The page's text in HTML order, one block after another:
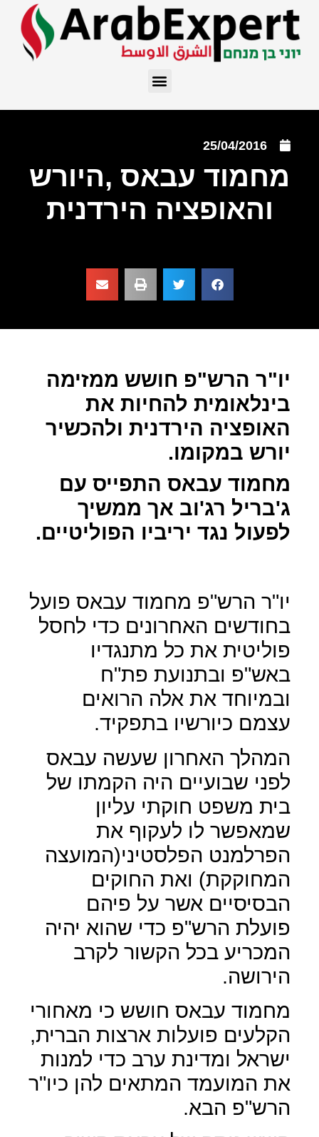
25/04/2016
מחמוד עבאס ,היורש
והאופציה הירדנית
יו"ר הרש"פ חושש ממזימה
בינלאומית להחיות את
האופציה הירדנית ולהכשיר
יורש במקומו.
מחמוד עבאס התפייס עם
ג'בריל רג'וב אך ממשיך
לפעול נגד יריביו הפוליטיים.
יו"ר הרש"פ מחמוד עבאס פועל
בחודשים האחרונים כדי לחסל
פוליטית את כל מתנגדיו
באש"פ ובתנועת פת"ח
ובמיוחד את אלה הרואים
עצמם כיורשיו בתפקיד.
המהלך האחרון שעשה עבאס
לפני שבועיים היה הקמתו של
בית משפט חוקתי עליון
שמאפשר לו לעקוף את
הפרלמנט הפלסטיני(המועצה
המחוקקת) ואת החוקים
הבסיסיים אשר על פיהם
פועלת הרש"פ כדי שהוא יהיה
המכריע בכל הקשור לקרב
הירושה.
מחמוד עבאס חושש כי מאחורי
הקלעים פועלות ארצות הברית,
ישראל ומדינת ערב כדי למנות
את המועמד המתאים להן כיו"ר
הרש"פ הבא.